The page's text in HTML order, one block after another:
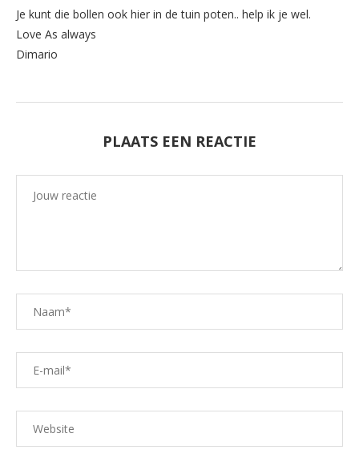
Je kunt die bollen ook hier in de tuin poten.. help ik je wel.
Love As always
Dimario
PLAATS EEN REACTIE